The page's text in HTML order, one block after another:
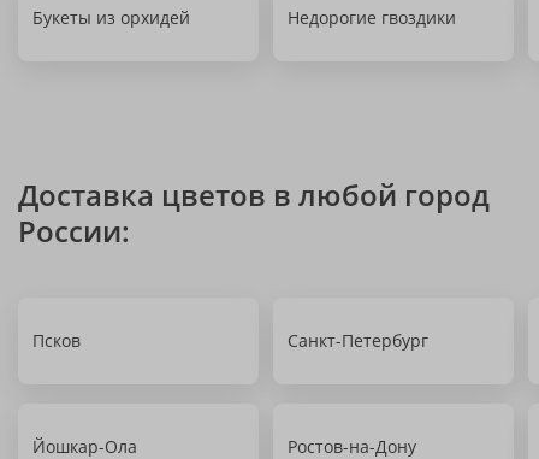
Букеты из орхидей Недорогие гвоздики
Доставка цветов в любой город
России:
Псков Санкт-Петербург
Йошкар-Ола Ростов-на-Дону